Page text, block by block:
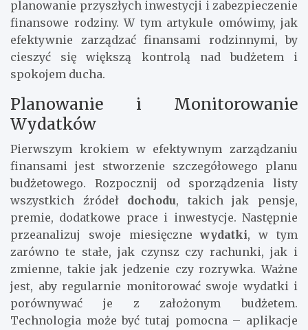
planowanie przyszłych inwestycji i zabezpieczenie
finansowe rodziny. W tym artykule omówimy, jak
efektywnie zarządzać finansami rodzinnymi, by
cieszyć się większą kontrolą nad budżetem i
spokojem ducha.
Planowanie i Monitorowanie
Wydatków
Pierwszym krokiem w efektywnym zarządzaniu
finansami jest stworzenie szczegółowego planu
budżetowego. Rozpocznij od sporządzenia listy
wszystkich źródeł dochodu, takich jak pensje,
premie, dodatkowe prace i inwestycje. Następnie
przeanalizuj swoje miesięcznewydatki, w tym
zarówno te stałe, jak czynsz czy rachunki, jak i
zmienne, takie jak jedzenie czy rozrywka. Ważne
jest, aby regularnie monitorować swoje wydatki i
porównywać je z założonym budżetem.
Technologia może być tutaj pomocna – aplikacje